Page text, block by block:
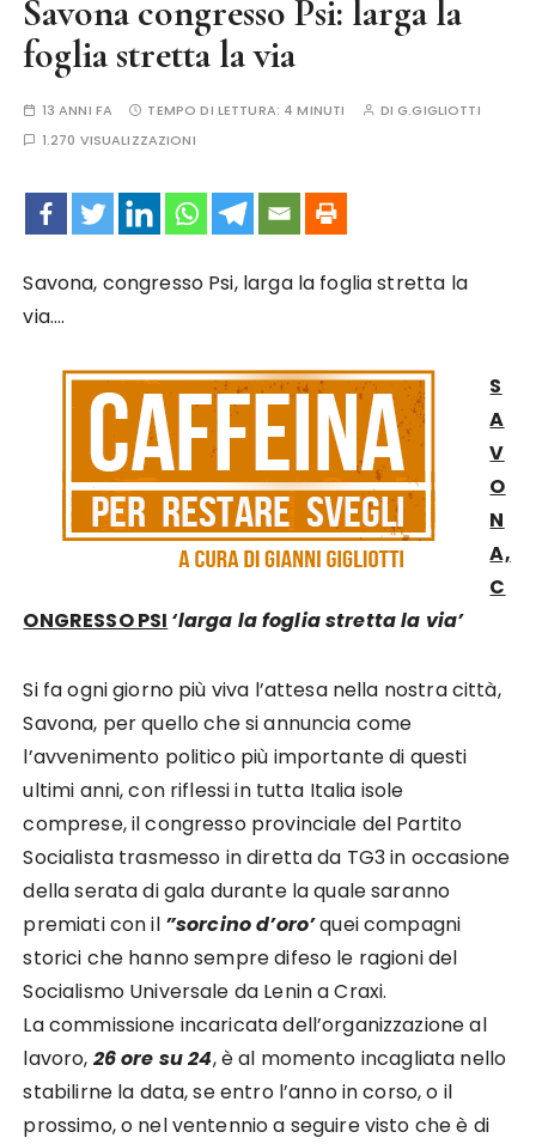
Savona congresso Psi: larga la
foglia stretta la via
13 ANNI FA TEMPO DI LETTURA: 4 MINUTI DIG.GIGLIOTTI
1.270 VISUALIZZAZIONI
Savona, congresso Psi, larga la foglia stretta la
via….
S
A
V
O
N
A,
C
ONGRESSO PSI ‘larga la foglia stretta la via’
Si fa ogni giorno più viva l’attesa nella nostra città,
Savona, per quello che si annuncia come
l’avvenimento politico più importante di questi
ultimi anni, con riflessi in tutta Italia isole
comprese, il congresso provinciale del Partito
Socialista trasmesso in diretta da TG3 in occasione
della serata di gala durante la quale saranno
premiati con il ”sorcino d’oro’quei compagni
storici che hanno sempre difeso le ragioni del
Socialismo Universale da Lenin a Craxi.
La commissione incaricata dell’organizzazione al
lavoro, 26 ore su 24, è al momento incagliata nello
stabilirne la data, se entro l’anno in corso, o il
prossimo, o nel ventennio a seguire visto che è di